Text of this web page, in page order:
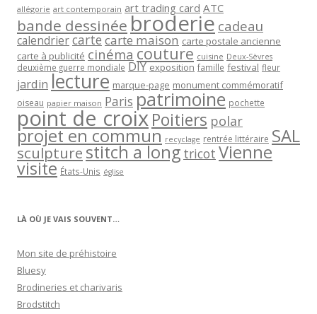
allégorie art contemporain art trading card ATC
bande dessinée broderie cadeau
calendriercartecarte maison carte postale ancienne
carte à publicité cinéma couture cuisine Deux-Sèvres
deuxième guerre mondiale DIY exposition famille festival fleur
jardin lecture marque-page monument commémoratif
oiseau papier maison Paris patrimoine pochette
point de croixPoitiers polar
projet en commun recyclage rentrée littéraire SAL
sculpturestitch a long tricot Vienne
visite États-Unis église
LÀ OÙ JE VAIS SOUVENT…
Mon site de préhistoire
Bluesy
Brodineries et charivaris
Brodstitch